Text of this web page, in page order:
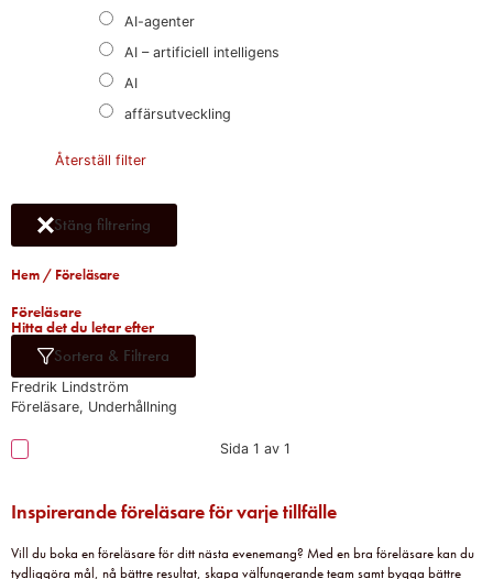
AI-agenter
AI – artificiell intelligens
AI
affärsutveckling
Återställ filter
Stäng filtrering
Hem / Föreläsare
Föreläsare​
Hitta det du letar efter​
Sortera & Filtrera
Fredrik Lindström
Föreläsare, Underhållning
Sida 1 av 1
Inspirerande föreläsare för varje tillfälle
Vill du boka en föreläsare för ditt nästa evenemang? Med en bra föreläsare kan du
tydliggöra mål, nå bättre resultat, skapa välfungerande team samt bygga bättre